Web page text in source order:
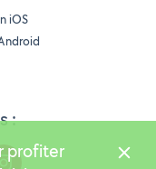
:
iOS
profiter